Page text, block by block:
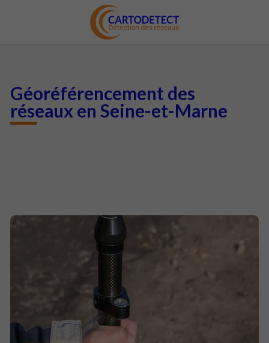
Géoréférencement des
réseaux en Seine-et-Marne